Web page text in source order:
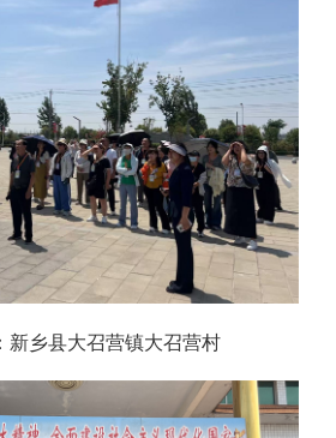
新乡县大召营镇大召营村